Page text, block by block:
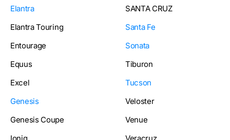
Elantra
Elantra Touring
Entourage
Equus
Excel
Genesis
Genesis Coupe
SANTA CRUZ
Santa Fe
Sonata
Tiburon
Tucson
Veloster
Venue